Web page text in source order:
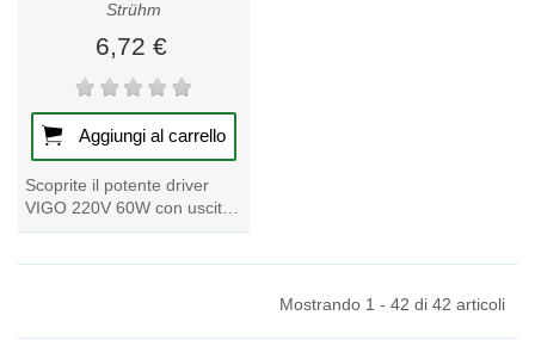
Strühm
6,72 €
Aggiungi al carrello
Scoprite il potente driver
VIGO 220V 60W con uscita
a 12V DC. Ideale per
Mostrando 1 - 42 di 42 articoli